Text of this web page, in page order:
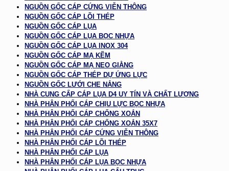
NGUỒN GỐC CÁP CỨNG VIỄN THÔNG
NGUỒN GỐC CÁP LÕI THÉP
NGUỒN GỐC CÁP LỤA
NGUỒN GỐC CÁP LỤA BỌC NHỰA
NGUỒN GỐC CÁP LỤA INOX 304
NGUỒN GỐC CÁP MẠ KẼM
NGUỒN GỐC CÁP MẠ NEO GIẰNG
NGUỒN GỐC CÁP THÉP DỰ ỨNG LỰC
NGUỒN GỐC LƯỚI CHE NẮNG
NHÀ CUNG CẤP CÁP LỤA D4 UY TÍN VÀ CHẤT LƯỢNG
NHÀ PHÂN PHỐI CÁP CHỊU LỰC BỌC NHỰA
NHÀ PHÂN PHỐI CÁP CHỐNG XOẮN
NHÀ PHÂN PHỐI CÁP CHỐNG XOẮN 35X7
NHÀ PHÂN PHỐI CÁP CỨNG VIỄN THÔNG
NHÀ PHÂN PHỐI CÁP LÕI THÉP
NHÀ PHÂN PHỐI CÁP LỤA
NHÀ PHÂN PHỐI CÁP LỤA BỌC NHỰA